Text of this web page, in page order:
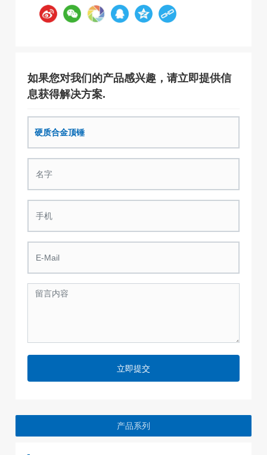
如果您对我们的产品感兴趣，请立即提供信
息获得解决方案.
硬质合金顶锤
立即提交
产品系列